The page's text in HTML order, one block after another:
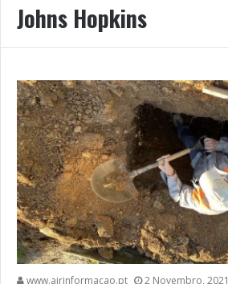
Johns Hopkins
www.airinformacao.pt 2 Novembro, 2021